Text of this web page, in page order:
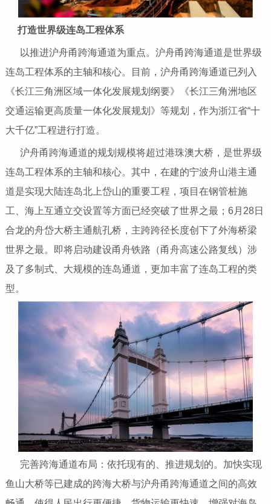
打造世界级连岛工程体系
以推进沪舟甬跨海通道为重点。沪舟甬跨海通道是世界级
连岛工程体系的主轴和核心。目前，沪舟甬跨海通道已列入
《长江三角洲区域一体化发展规划纲要》《长江三角洲地区
交通运输更高质量一体化发展规划》等规划，作为浙江省“十
大千亿”工程进行打造。
沪舟甬跨海通道的规划规模将超过港珠澳大桥，是世界级
连岛工程体系的主轴和核心。其中，在建的宁波舟山港主通
道是实现大陆连岛北上岱山的重要工程，项目在钢管桩施
工、海上互通立交设置等方面已经突破了世界之最；6月28日
合龙的舟岱大桥主通航孔桥，主跨跨径长度创下了外海桥梁
世界之最。即将启动建设甬舟铁路（甬舟高速公路复线）涉
及了多制式、大规模的连岛通道，更加丰富了连岛工程的类
型。
完善跨海通道布局：依托现有的、推进规划的。加快实现
鱼山大桥等已建成的跨海大桥与沪舟甬跨海通道之间的高效